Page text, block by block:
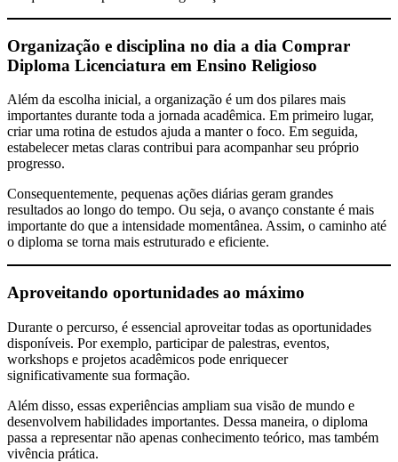
Organização e disciplina no dia a dia Comprar
Diploma Licenciatura em Ensino Religioso
Além da escolha inicial, a organização é um dos pilares mais
importantes durante toda a jornada acadêmica. Em primeiro lugar,
criar uma rotina de estudos ajuda a manter o foco. Em seguida,
estabelecer metas claras contribui para acompanhar seu próprio
progresso.
Consequentemente, pequenas ações diárias geram grandes
resultados ao longo do tempo. Ou seja, o avanço constante é mais
importante do que a intensidade momentânea. Assim, o caminho até
o diploma se torna mais estruturado e eficiente.
Aproveitando oportunidades ao máximo
Durante o percurso, é essencial aproveitar todas as oportunidades
disponíveis. Por exemplo, participar de palestras, eventos,
workshops e projetos acadêmicos pode enriquecer
significativamente sua formação.
Além disso, essas experiências ampliam sua visão de mundo e
desenvolvem habilidades importantes. Dessa maneira, o diploma
passa a representar não apenas conhecimento teórico, mas também
vivência prática.